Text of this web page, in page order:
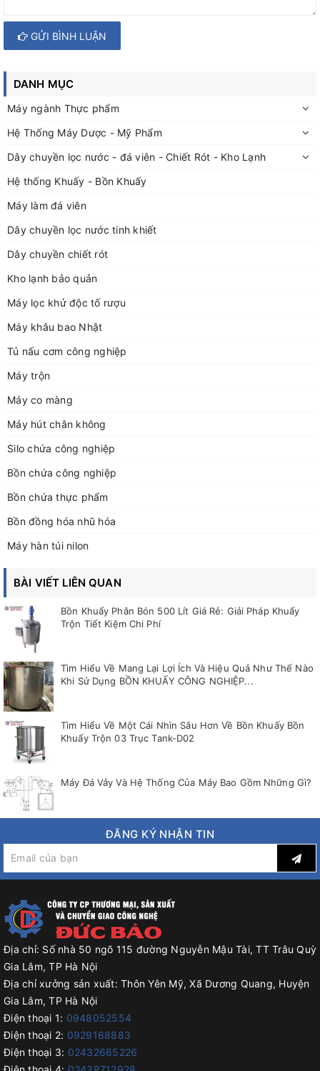
GỬI BÌNH LUẬN
DANH MỤC
Máy ngành Thực phẩm
Hệ Thống Máy Dược - Mỹ Phẩm
Dây chuyền lọc nước - đá viên - Chiết Rót - Kho Lạnh
Hệ thống Khuấy - Bồn Khuấy
Máy làm đá viên
Dây chuyền lọc nước tinh khiết
Dây chuyền chiết rót
Kho lạnh bảo quản
Máy lọc khử độc tố rượu
Máy khâu bao Nhật
Tủ nấu cơm công nghiệp
Máy trộn
Máy co màng
Máy hút chân không
Silo chứa công nghiệp
Bồn chứa công nghiệp
Bồn chứa thực phẩm
Bồn đồng hóa nhũ hóa
Máy hàn túi nilon
BÀI VIẾT LIÊN QUAN
Bồn Khuấy Phân Bón 500 Lít Giá Rẻ: Giải Pháp Khuấy
Trộn Tiết Kiệm Chi Phí
Tìm Hiểu Về Mang Lại Lợi Ích Và Hiệu Quả Như Thế Nào
Khi Sử Dụng BỒN KHUẤY CÔNG NGHIỆP...
Tìm Hiểu Về Một Cái Nhìn Sâu Hơn Về Bồn Khuấy Bồn
Khuấy Trộn 03 Trục Tank-D02
Máy Đá Vảy Và Hệ Thống Của Máy Bao Gồm Những Gì?
ĐĂNG KÝ NHẬN TIN
Địa chỉ: Số nhà 50 ngõ 115 đường Nguyễn Mậu Tài, TT Trâu Quỳ
Gia Lâm, TP Hà Nội
Địa chỉ xưởng sản xuất: Thôn Yên Mỹ, Xã Dương Quang, Huyện
Gia Lâm, TP Hà Nội
Điện thoại 1: 0948052554
Điện thoại 2: 0929168883
Điện thoại 3: 02432665226